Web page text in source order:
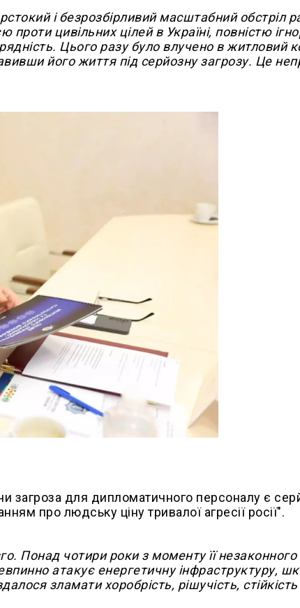
і безрозбірливий масштабний обстріл
проти цивільних цілей в Україні, повністю
Цього разу було влучено в житловий
його життя під серйозну загрозу. Це
загроза для дипломатичного персоналу є
про людську ціну тривалої агресії росії".
Понад чотири роки з моменту її незаконного
атакує енергетичну інфраструктуру,
зламати хоробрість, рішучість, стійкість